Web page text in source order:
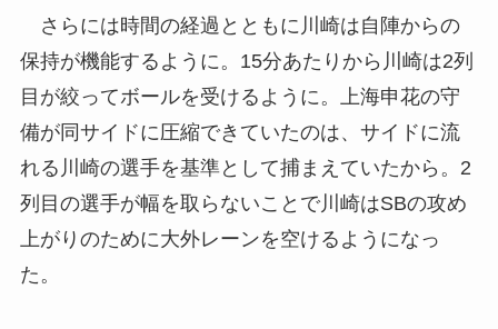
さらには時間の経過とともに川崎は自陣からの
保持が機能するように。15分あたりから川崎は2列
目が絞ってボールを受けるように。上海申花の守
備が同サイドに圧縮できていたのは、サイドに流
れる川崎の選手を基準として捕まえていたから。2
列目の選手が幅を取らないことで川崎はSBの攻め
上がりのために大外レーンを空けるようになっ
た。